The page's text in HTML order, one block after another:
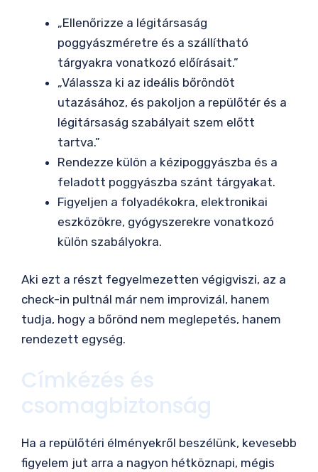
„Ellenőrizze a légitársaság
poggyászméretre és a szállítható
tárgyakra vonatkozó előírásait.”
„Válassza ki az ideális bőröndöt
utazásához, és pakoljon a repülőtér és a
légitársaság szabályait szem előtt
tartva.”
Rendezze külön a kézipoggyászba és a
feladott poggyászba szánt tárgyakat.
Figyeljen a folyadékokra, elektronikai
eszközökre, gyógyszerekre vonatkozó
külön szabályokra.
Aki ezt a részt fegyelmezetten végigviszi, az a
check-in pultnál már nem improvizál, hanem
tudja, hogy a bőrönd nem meglepetés, hanem
rendezett egység.
Címkézés és
csomagbiztonság
Ha a repülőtéri élményekről beszélünk, kevesebb
figyelem jut arra a nagyon hétköznapi, mégis